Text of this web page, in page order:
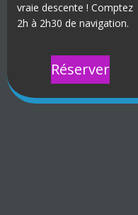
vraie descente ! Comptez
2h à 2h30 de navigation.
Réserver